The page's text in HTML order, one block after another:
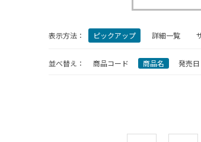
表示方法： ピックアップ 詳細一覧
並べ替え： 商品コード 商品名 発売日